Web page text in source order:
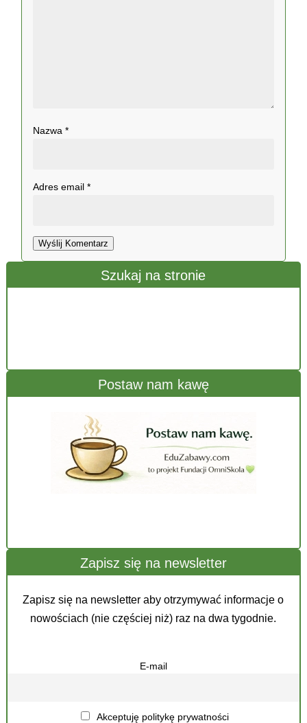
Szukaj na stronie
Postaw nam kawę
Zapisz się na newsletter
Zapisz się na newsletter aby otrzymywać informacje o
nowościach (nie częściej niż) raz na dwa tygodnie.
E-mail
Akceptuję politykę prywatności
Nazwa*
Adres email*
Wyślij Komentarz